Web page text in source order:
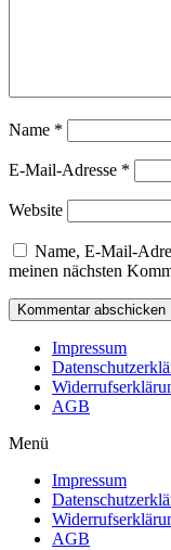
Name *
E-Mail-Adresse *
Website
Name, E-Mail-
meinen nächsten
Impressum
AGB
Menü
Impressum
AGB